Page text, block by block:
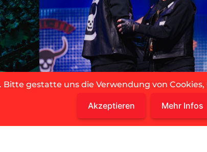
Bitte gestatte uns die Verwendung von
Akzeptieren Mehr Infos